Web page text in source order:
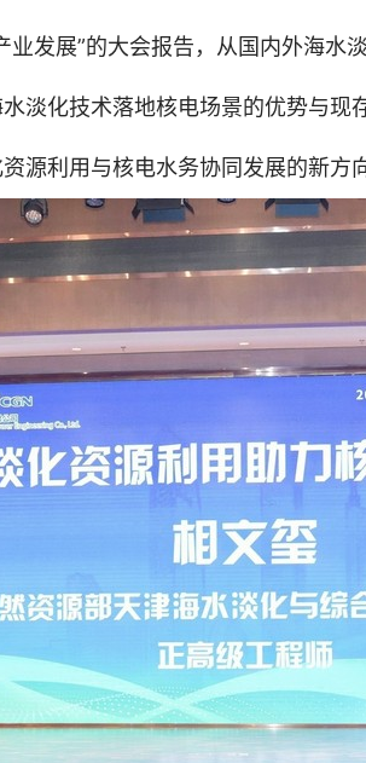
发展”的大会报告，从国内外海水
淡化技术落地核电场景的优势与
源利用与核电水务协同发展的新方向